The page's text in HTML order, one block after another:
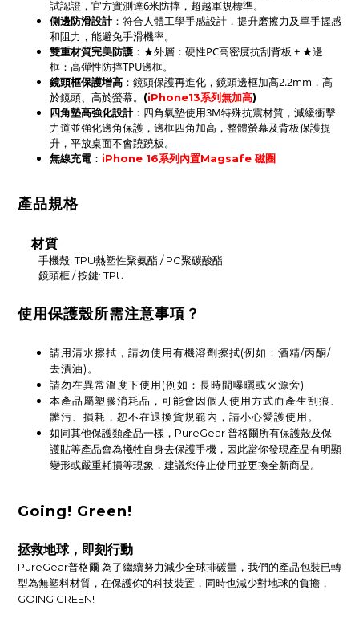
試認證，官方實測達6米防摔，超越軍規標準。
側邊防滑設計：符合人體工學手感設計，提升磨擦力及單手握感
和阻力，能避免手滑機率。
雙重材質完美防護 ：★外層：硬性PC高密度抗刮背板 + ★邊
框：高彈性防摔TPU邊框。
鏡頭框保護增高 ：鏡頭保護再進化，鏡頭邊框加高2.2mm，高
於鏡頭、高於螢幕。
(iPhone13系列無加高)
四角墊高強化設計：四角氣墊使用3M特殊抗震材質，減緩衝擊
力道並強化邊角保護， 邊框四角加高， 整體螢幕及背板保護提
升 ，平放桌面不會蹺蹺板。
無線充電 ： iPhone 16系列內置Magsafe 磁圈
產品規格
材質
手機殼: TPU熱塑性聚氨酯 / PC聚碳酸酯
鏡頭框 / 按鍵: TPU
使用保護殼所需注意事項？
請用清水擦拭，請勿使用有機溶劑擦拭(例如：酒精/丙酮/
去漬油)。
請勿在異常溫度下使用(例如：長時間曝曬或火源旁)
本產品屬塑膠消耗品，可能會因個人使用方式而產生刮痕、
髒污、損耗，恕不在退換貨規範內，請小心愛護使用。
如同其他保護類產品一樣，PureGear 普格爾所有保護殼及保
護貼等產品會為犧牲自身去保護手機，因此當你發現產品有明顯
變形或嚴重耗損等現象，建議您停止使用並更換全新商品。
Going! Green!
拯救地球，即刻行動
PureGear普格爾 為了繼續努力減少全球排碳量，我們的產品包裝已轉
型為無塑料材質，在保護你的科技裝置，同時也減少對地球的負擔，
GOING GREEN!